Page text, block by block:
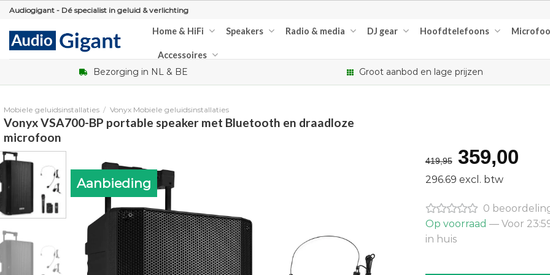
Skip
content
Audiogigant - Dé specialist in geluid & verlichting
Home & HiFi Speakers Radio & media DJ gear Hoofdtelefoons
Accessoires
Bezorging in NL & BE Groot aanbod en lage prijzen
Mobiele geluidsinstallaties / Vonyx Mobiele geluidsinstallaties
Vonyx VSA700-BP portable speaker met Bluetooth en draadloze
microfoon
Aanbieding
419,95
prijs
was:
€419,95.
359,00
296.69 excl. btw
0
Op voorraad — Voor
in huis